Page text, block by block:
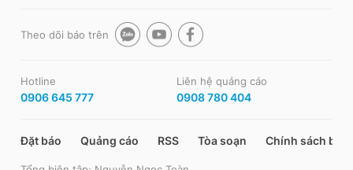
Theo dõi báo trên
Hotline
0906 645 777
Liên hệ quảng cáo
0908 780 404
Đặt báo Quảng cáo RSS Tòa soạn Chính sách bảo